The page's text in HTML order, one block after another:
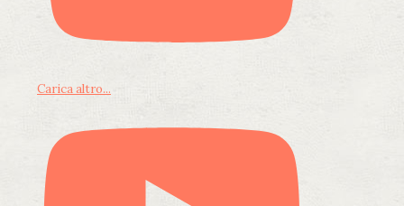
Carica altro...